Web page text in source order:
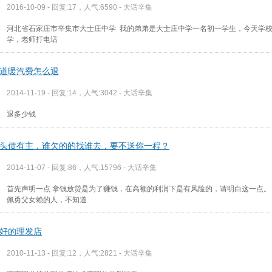
2016-10-09 - 回复:17，人气:6590 - 大话辛集
河北省石家庄市辛集市大士庄中学 我的弟弟是大士庄中学一名初一学生，今天学
学，老师打电话
暖汽费怎么退
2014-11-19 - 回复:14，人气:3042 - 大话辛集
退多少钱
债有主，谁欠的的找谁去，要不送你一程？
2014-11-07 - 回复:86，人气:15796 - 大话辛集
首先声明一点 拿钱放贷是为了赚钱，在高额的利润下是有风险的，请明白这一点
佩勇父女赖的人，不知道
的理发店
2010-11-13 - 回复:12，人气:2821 - 大话辛集